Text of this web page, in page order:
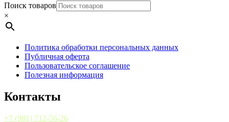
Поиск товаров
×
Политика обработки персональных данных
Публичная оферта
Пользовательское соглашение
Полезная информация
Контакты
+7 (981) 712-56-26